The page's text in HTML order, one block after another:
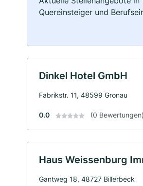
Quereinsteiger und
Dinkel Hotel GmbH
Fabrikstr. 11, 48599 Gronau
0.0 (0 Bewertungen)
Haus Weissenburg
Gantweg 18, 48727 Billerbeck